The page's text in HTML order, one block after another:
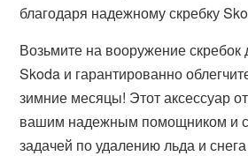
благодаря надежному скребку
Возьмите на вооружение скребок
Skoda и гарантированно
зимние месяцы! Этот аксессуар
вашим надежным помощником и
задачей по удалению льда и